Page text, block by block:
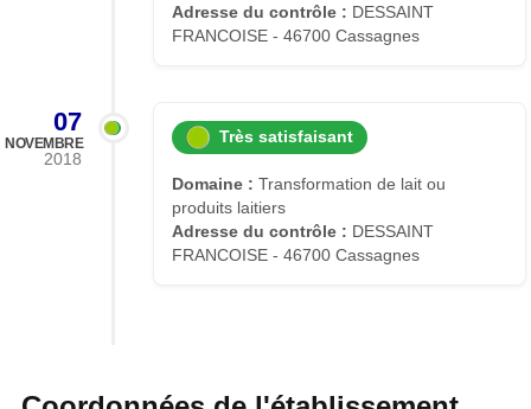
Adresse du contrôle : DESSAINT
FRANCOISE - 46700 Cassagnes
07
NOVEMBRE
2018
Très satisfaisant
Domaine : Transformation de lait ou
produits laitiers
Adresse du contrôle : DESSAINT
FRANCOISE - 46700 Cassagnes